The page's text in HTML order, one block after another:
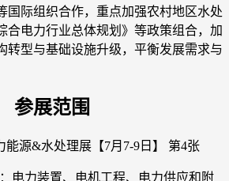
国际组织合作，重点加强农村地区水处
合电力行业总体规划》等政策组合，加
转型与基础设施升级，平衡发展需求与
参展范围
电力装置、电机工程、电力供应和附